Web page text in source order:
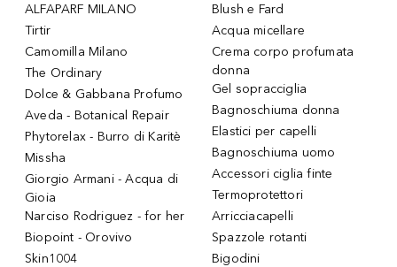
ALFAPARF MILANO
Tirtir
Camomilla Milano
The Ordinary
Dolce & Gabbana Profumo
Aveda - Botanical Repair
Phytorelax - Burro di Karitè
Missha
Giorgio Armani - Acqua di
Gioia
Narciso Rodriguez - for her
Biopoint - Orovivo
Skin1004
Blush e Fard
Acqua micellare
Crema corpo profumata
donna
Gel sopracciglia
Bagnoschiuma donna
Elastici per capelli
Bagnoschiuma uomo
Accessori ciglia finte
Termoprotettori
Arricciacapelli
Spazzole rotanti
Bigodini